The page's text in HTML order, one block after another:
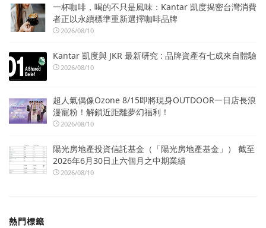
一杯咖啡，喝的不只是風味：Kantar 凱度揭密台灣消費
者正以永續標準重新選擇咖啡品牌
2026/08/10
Kantar 凱度與 JKR 最新研究 : 品牌資產有七成來自體驗
2026/08/10
超人氣偶像Ozone 8/15即將現身OUTDOOR一日店長浪
漫寵粉！解鎖近距離夢幻福利！
2026/08/10
陽光房地產投資信託基金（「陽光房地產基金」） 截至
2026年6月30日止六個月之中期業績
2026/08/10
熱門標籤